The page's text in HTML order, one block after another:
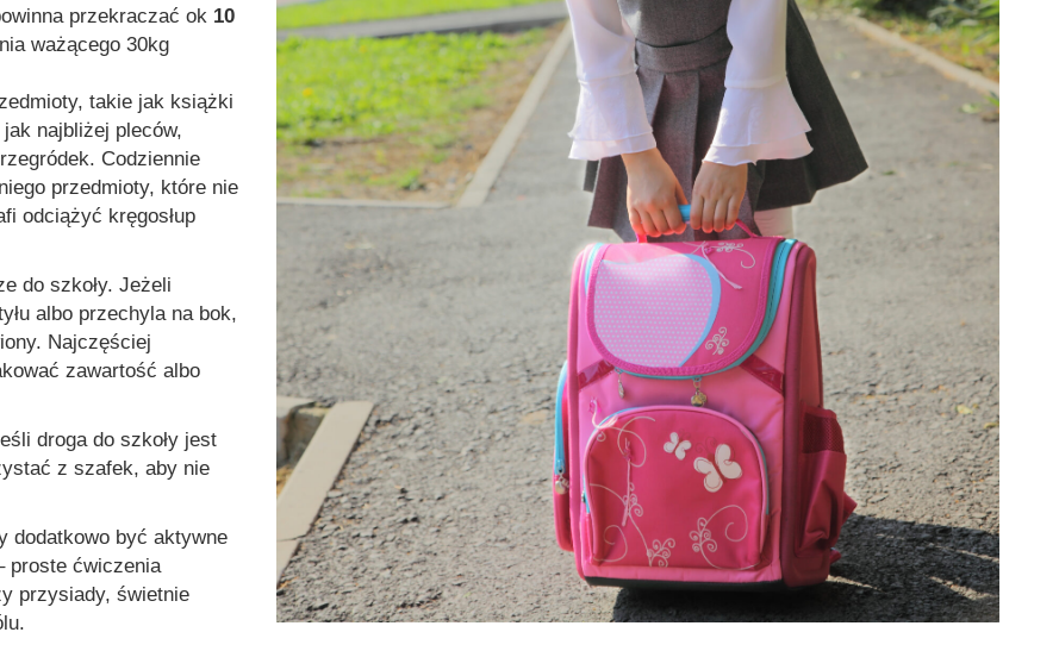
przekraczać ok 10
ważącego 30kg
takie jak książki
najbliżej pleców,
Codziennie
przedmioty, które nie
odciążyć kręgosłup
do szkoły. Jeżeli
albo przechyla na bok,
Najczęściej
zawartość albo
droga do szkoły jest
z szafek, aby nie
dodatkowo być aktywne
proste ćwiczenia
przysiady, świetnie